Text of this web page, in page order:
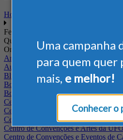
Uma campanha
para quem quer
mais, e melhor!
Conhecer o
Home
Feiras
Quando
Onde
Arena Jaguariuna
Auditório Albano Franco - FIEPA
Blumenau - SC
BolognaFiere
Boulevard Olimpico - RJ
Centro Internacional de Convenções
Centro de Convenções - SE
Centro de Convenções de
Centro de Convenções e Artes da
Centro de Convenções e Eventos de